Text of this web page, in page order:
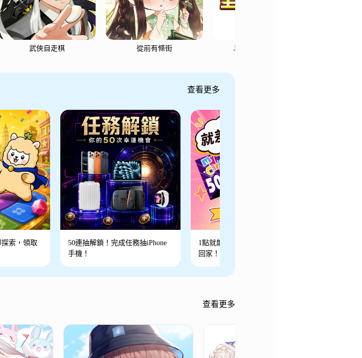
武俠自走棋 從前有條街 JUMP 全明星亂鬥
查看更多
索，領取
50連抽解鎖！完成任務抽iPhone
手機！
1點就能抽～最高50000點等你帶
回家！
查看更多